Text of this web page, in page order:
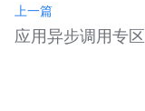
上一篇
应用异步调用专